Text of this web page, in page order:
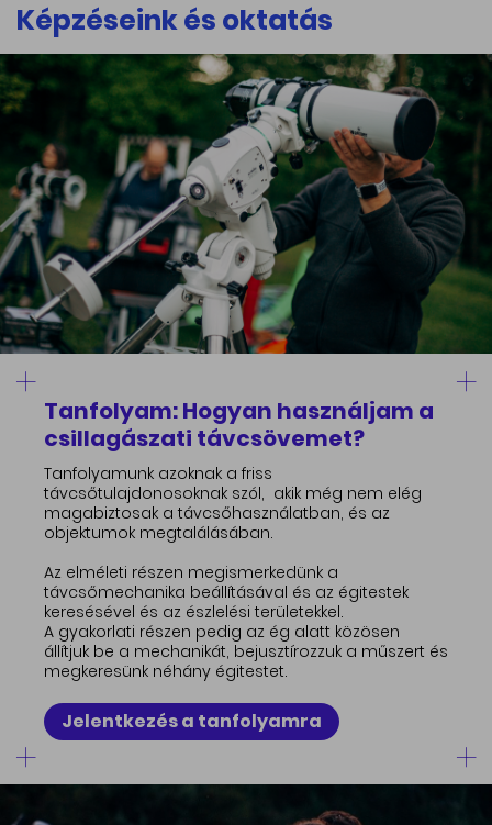
Képzéseink és oktatás
Tanfolyam: Hogyan használjam a
csillagászati távcsövemet?
Tanfolyamunk azoknak a friss
távcsőtulajdonosoknak szól, akik még nem elég
magabiztosak a távcsőhasználatban, és az
objektumok megtalálásában.
Az elméleti részen megismerkedünk a
távcsőmechanika beállításával és az égitestek
keresésével és az észlelési területekkel.
A gyakorlati részen pedig az ég alatt közösen
állítjuk be a mechanikát, bejusztírozzuk a műszert és
megkeresünk néhány égitestet.
Jelentkezés a tanfolyamra